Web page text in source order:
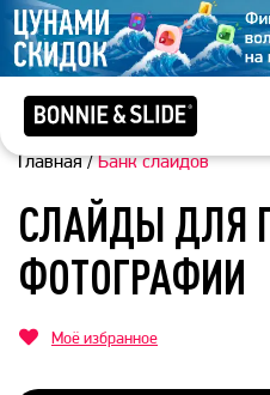
Главная/Банк слайдов
СЛАЙДЫ ДЛЯ
ФОТОГРАФИИ
Моё избранное